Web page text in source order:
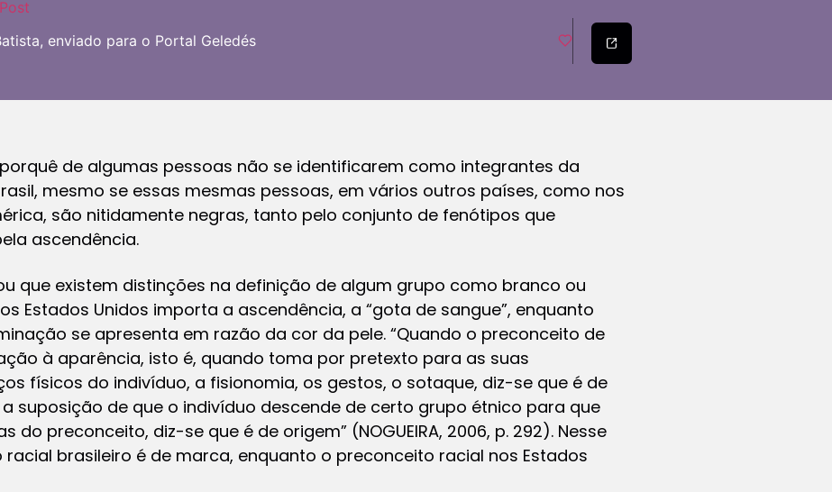
enviado para o Portal Geledés
de algumas pessoas não se identificarem como integrantes da
mesmo se essas mesmas pessoas, em vários outros países, como nos
são nitidamente negras, tanto pelo conjunto de fenótipos que
ascendência.
que existem distinções na definição de algum grupo como branco ou
Estados Unidos importa a ascendência, a “gota de sangue”, enquanto
se apresenta em razão da cor da pele. “Quando o preconceito de
à aparência, isto é, quando toma por pretexto para as suas
físicos do indivíduo, a fisionomia, os gestos, o sotaque, diz-se que é de
suposição de que o indivíduo descende de certo grupo étnico para que
do preconceito, diz-se que é de origem” (NOGUEIRA, 2006, p. 292). Nesse
brasileiro é de marca, enquanto o preconceito racial nos Estados